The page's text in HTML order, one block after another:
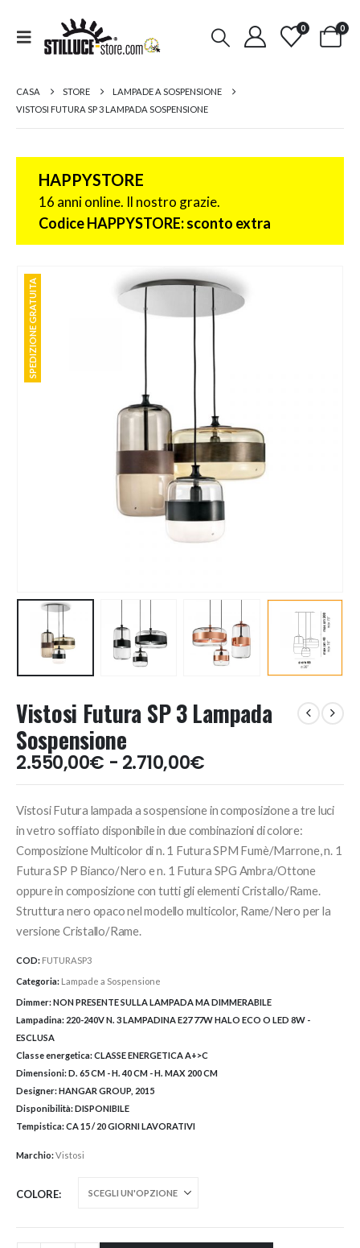
0 0
CASA STORE
LAMPADE A SOSPENSIONE
VISTOSI FUTURA SP 3 LAMPADA SOSPENSIONE
HAPPYSTORE
16 anni online. Il nostro grazie.
Codice HAPPYSTORE: sconto extra
SPEDIZIONE GRATUITA
SPEDIZIONE GRATUITA
Vistosi Futura SP 3 Lampada
Sospensione
2.550,00€ - 2.710,00€Fascia
di
da
2.550,00€
a
2.710,00€
Vistosi Futura lampada a sospensione in composizione a tre luci
in vetro soffiato disponibile in due combinazioni di colore:
Composizione Multicolor di n. 1 Futura SPM Fumè/Marrone, n. 1
Futura SP P Bianco/Nero e n. 1 Futura SPG Ambra/Ottone
oppure in composizione con tutti gli elementi Cristallo/Rame.
Struttura nero opaco nel modello multicolor, Rame/Nero per la
versione Cristallo/Rame.
COD: FUTURASP3
Categoria: Lampade a Sospensione
Dimmer:NON PRESENTE SULLA LAMPADA MA DIMMERABILE
Lampadina: 220-240V N. 3 LAMPADINA E27 77W HALO ECO O LED 8W -
ESCLUSA
Classe energetica:CLASSE ENERGETICA A+>C
Dimensioni:D. 65 CM - H. 40 CM - H. MAX 200 CM
Designer:HANGAR GROUP, 2015
Disponibilità:DISPONIBILE
Tempistica:CA 15 / 20 GIORNI LAVORATIVI
Marchio:Vistosi
COLORE